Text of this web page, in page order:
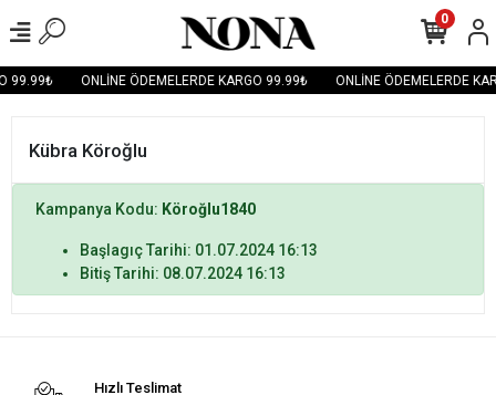
99.99₺ ONLİNE ÖDEMELERDE KARGO 99.99₺ ONLİNE ÖDEMELERDE
0
Kübra Köroğlu
Kampanya Kodu: Köroğlu1840
Başlagıç Tarihi: 01.07.2024 16:13
Bitiş Tarihi: 08.07.2024 16:13
Hızlı Teslimat